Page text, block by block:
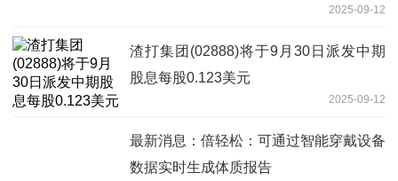
2025-09-12
渣打集团(02888)将于9月30日派发中期
股息每股0.123美元
2025-09-12
最新消息：倍轻松：可通过智能穿戴设备
数据实时生成体质报告